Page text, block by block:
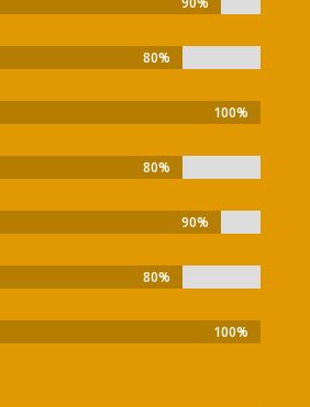
80%
80%
100%
100%
80%
80%
90%
90%
80%
80%
100%
100%